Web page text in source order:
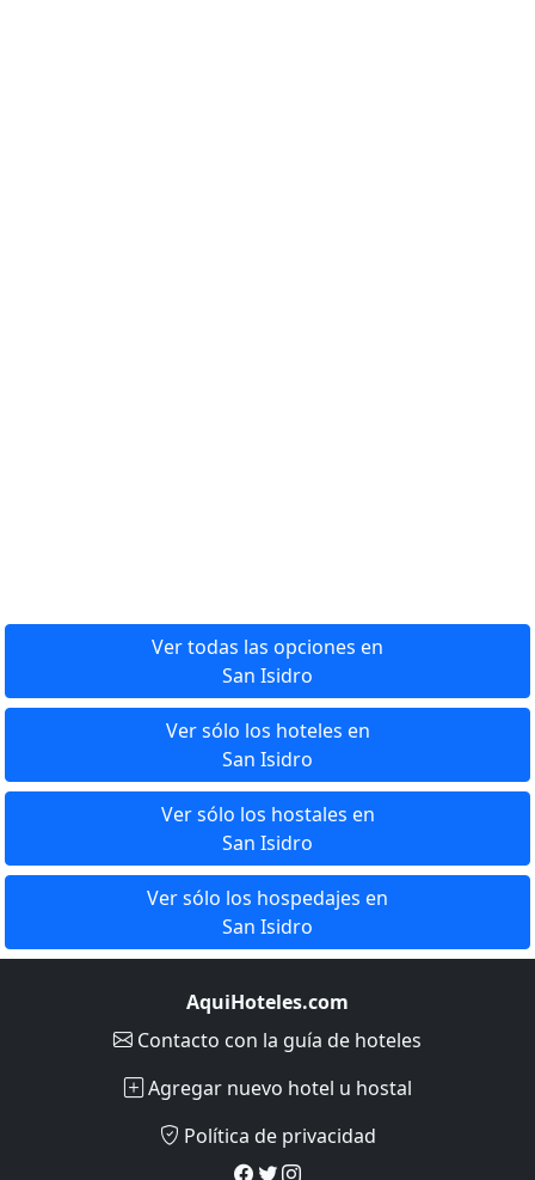
Ver todas las opciones en
San Isidro
Ver sólo los hoteles en
San Isidro
Ver sólo los hostales en
San Isidro
Ver sólo los hospedajes en
San Isidro
AquiHoteles.com
Contacto con la guía de hoteles
Agregar nuevo hotel u hostal
Política de privacidad